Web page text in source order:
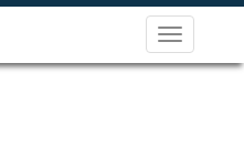
Toggle
navigation